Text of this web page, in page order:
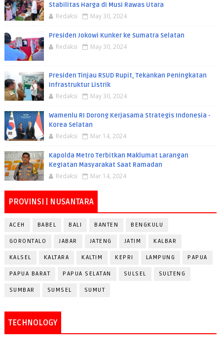
Stabilitas Harga di Musi Rawas Utara
Redaksi May 30, 2024
Presiden Jokowi Kunker ke Sumatra Selatan
Redaksi May 30, 2024
Presiden Tinjau RSUD Rupit, Tekankan Peningkatan
Infrastruktur Listrik
Redaksi May 30, 2024
Wamenlu RI Dorong Kerjasama Strategis Indonesia -
Korea Selatan
Redaksi Mar 14, 2024
Kapolda Metro Terbitkan Maklumat Larangan
Kegiatan Masyarakat Saat Ramadan
Redaksi Mar 14, 2024
PROVINSI | NUSANTARA
ACEH BABEL BALI BANTEN BENGKULU
GORONTALO JABAR JATENG JATIM KALBAR
KALSEL KALTARA KALTIM KEPRI LAMPUNG PAPUA
PAPUA BARAT PAPUA SELATAN SULSEL SULTENG
SUMBAR SUMSEL SUMUT
TECHNOLOGY